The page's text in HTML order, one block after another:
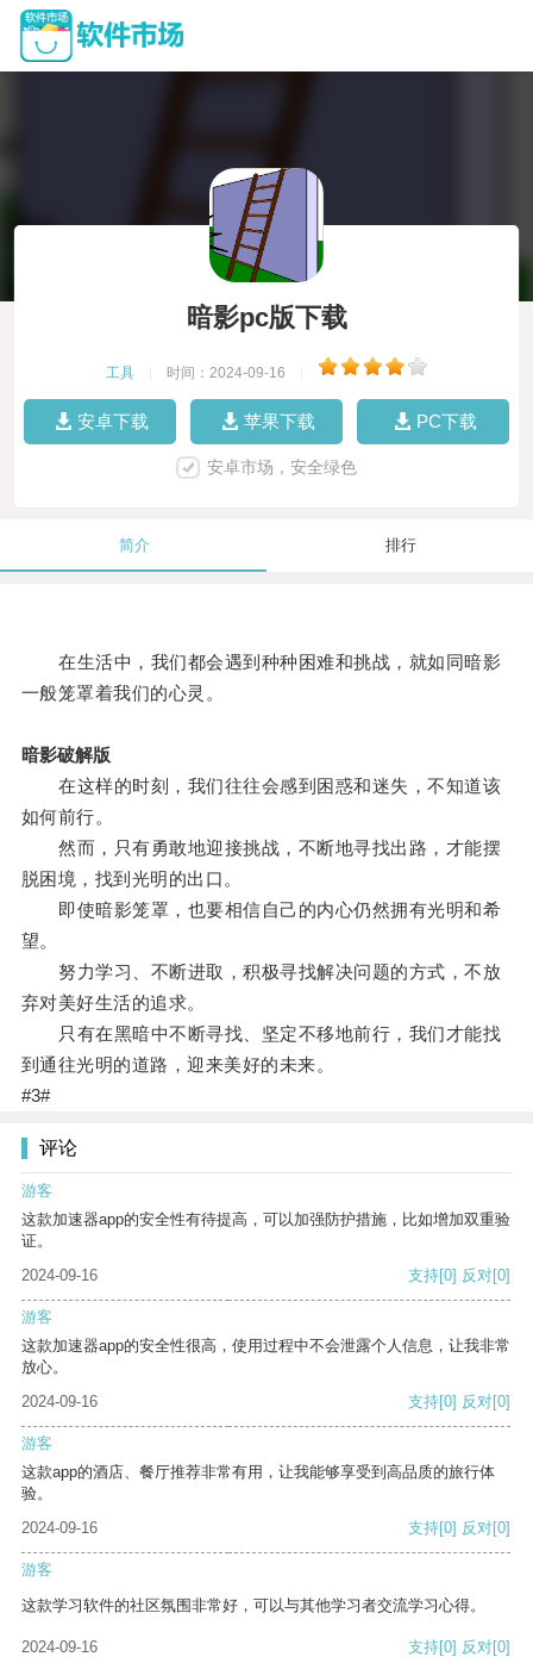
暗影pc版下载
工具 时间：2024-09-16
安卓下载 苹果下载 PC下载
安卓市场，安全绿色
简介 排行
在生活中，我们都会遇到种种困难和挑战，就如同暗影
一般笼罩着我们的心灵。
暗影破解版
在这样的时刻，我们往往会感到困惑和迷失，不知道该
如何前行。
然而，只有勇敢地迎接挑战，不断地寻找出路，才能摆
脱困境，找到光明的出口。
即使暗影笼罩，也要相信自己的内心仍然拥有光明和希
望。
努力学习、不断进取，积极寻找解决问题的方式，不放
弃对美好生活的追求。
只有在黑暗中不断寻找、坚定不移地前行，我们才能找
到通往光明的道路，迎来美好的未来。
#3#
评论
游客
这款加速器app的安全性有待提高，可以加强防护措施，比如增加双重验
证。
2024-09-16
支持[0] 反对[0]
游客
这款加速器app的安全性很高，使用过程中不会泄露个人信息，让我非常
放心。
2024-09-16
支持[0] 反对[0]
游客
这款app的酒店、餐厅推荐非常有用，让我能够享受到高品质的旅行体
验。
2024-09-16
支持[0] 反对[0]
游客
这款学习软件的社区氛围非常好，可以与其他学习者交流学习心得。
2024-09-16 支持[0] 反对[0]